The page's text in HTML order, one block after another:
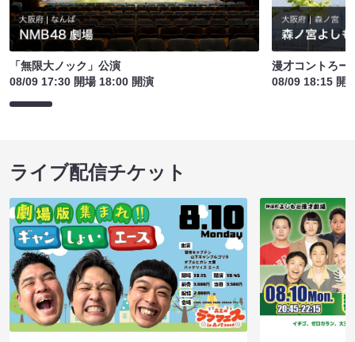
「無限大ノック」公演
08/09 17:30 開場 18:00 開演
漫才コントろー
08/09 18:15 開
ライブ配信チケット